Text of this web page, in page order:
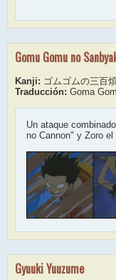
Gomu Gomu no
Kanji: ゴムゴムの三百
Traducción: Goma
Un ataque
no Cannon" y Zoro
Gyuuki Yuuzume